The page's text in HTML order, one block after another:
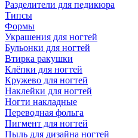
Разделители для педикюра
Типсы
Формы
Украшения для ногтей
Бульонки для ногтей
Втирка ракушки
Клёпки для ногтей
Кружево для ногтей
Наклейки для ногтей
Ногти накладные
Переводная фольга
Пигмент для ногтей
Пыль для дизайна ногтей